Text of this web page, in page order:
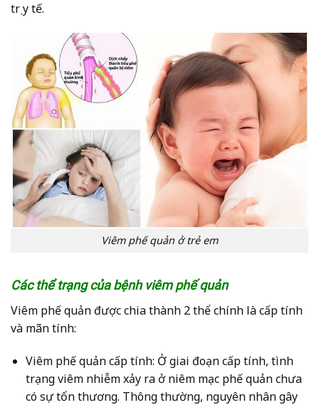
trị y tế.
Viêm phế quản ở trẻ em
Các thể trạng của bệnh viêm phế quản
Viêm phế quản được chia thành 2 thể chính là cấp tính
và mãn tính:
Viêm phế quản cấp tính: Ở giai đoạn cấp tính, tình
trạng viêm nhiễm xảy ra ở niêm mạc phế quản chưa
có sự tổn thương. Thông thường, nguyên nhân gây